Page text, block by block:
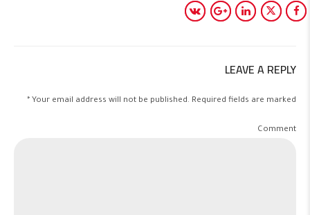
LEAVE A REPLY
Your email address will not be published. Required fields are marked *
Comment